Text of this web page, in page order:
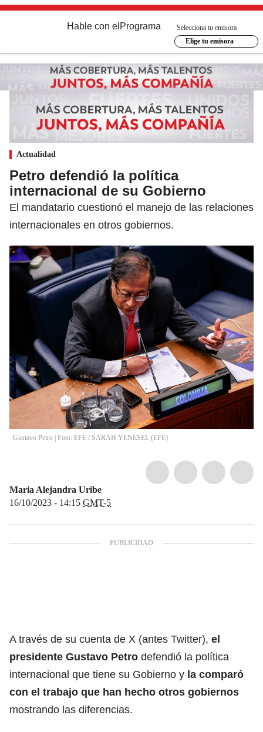
Hable con el Programa
Selecciona tu emisora
Elige tu emisora
Actualidad
Petro defendió la política
internacional de su Gobierno
El mandatario cuestionó el manejo de las relaciones
internacionales en otros gobiernos.
Gustavo Petro | Foto: EFE / SARAH YENESEL (EFE)
Maria Alejandra Uribe
16/10/2023 - 14:15 GMT-5
A través de su cuenta de X (antes Twitter), el
presidente Gustavo Petro defendió la política
internacional que tiene su Gobierno y la comparó
con el trabajo que han hecho otros gobiernos
mostrando las diferencias.